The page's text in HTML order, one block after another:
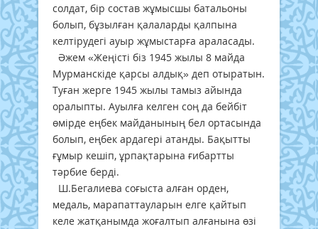
солдат, бір состав жұмысшы батальоны
болып, бұзылған қалаларды қалпына
келтірудегі ауыр жұмыстарға араласады.
Әжем «Жеңісті біз 1945 жылы 8 майда
Мурманскіде қарсы алдық» деп отыратын.
Туған жерге 1945 жылы тамыз айында
оралыпты. Ауылға келген соң да бейбіт
өмірде еңбек майданының бел ортасында
болып, еңбек ардагері атанды. Бақытты
ғұмыр кешіп, ұрпақтарына ғибартты
тәрбие берді.
Ш.Бегалиева соғыста алған орден,
медаль, марапаттауларын елге қайтып
келе жатқанымда жоғалтып алғанына өзі